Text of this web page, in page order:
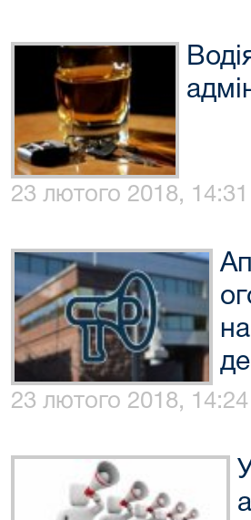
23 лютого 2018, 14:31
23 лютого 2018, 14:24